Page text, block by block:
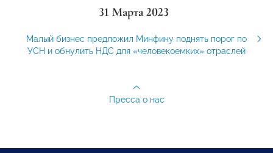
31 Марта 2023
Малый бизнес предложил Минфину поднять порог по
УСН и обнулить НДС для «человекоемких» отраслей
Пресса о нас